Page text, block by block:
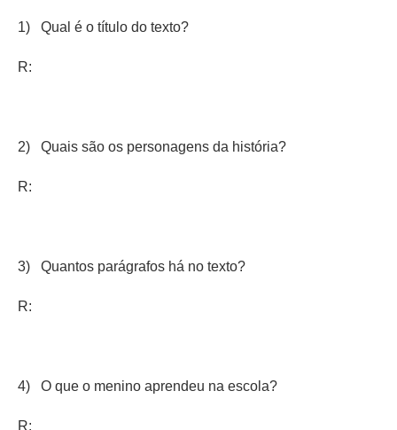
1) Qual é o título do texto?
R:
2) Quais são os personagens da história?
R:
3) Quantos parágrafos há no texto?
R:
4) O que o menino aprendeu na escola?
R: